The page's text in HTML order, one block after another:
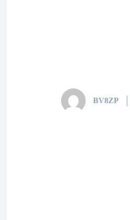
BV8ZP